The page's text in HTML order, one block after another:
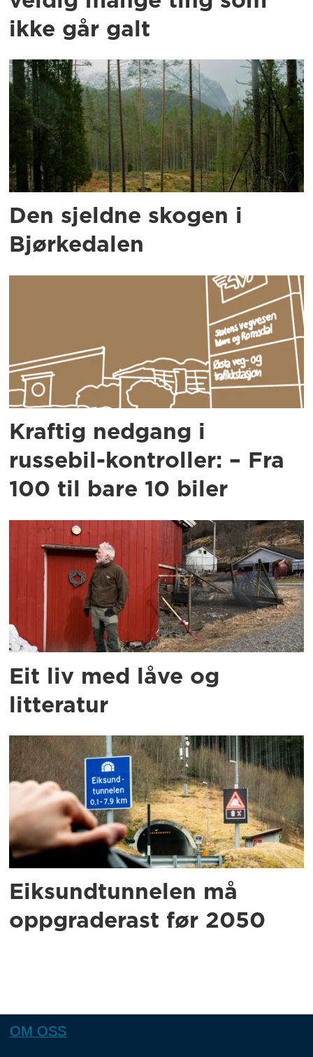
ikke går galt
Den sjeldne skogen i
Bjørkedalen
Kraftig nedgang i
russebil-kontroller: – Fra
100 til bare 10 biler
Eit liv med låve og
litteratur
Eiksundtunnelen må
oppgraderast før 2050
OM OSS